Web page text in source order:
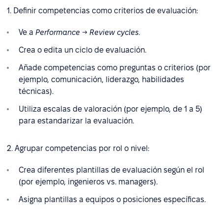
1. Definir competencias como criterios de evaluación:
Ve a Performance → Review cycles.
Crea o edita un ciclo de evaluación.
Añade competencias como preguntas o criterios (por
ejemplo, comunicación, liderazgo, habilidades
técnicas).
Utiliza escalas de valoración (por ejemplo, de 1 a 5)
para estandarizar la evaluación.
2. Agrupar competencias por rol o nivel:
Crea diferentes plantillas de evaluación según el rol
(por ejemplo, ingenieros vs. managers).
Asigna plantillas a equipos o posiciones específicas.